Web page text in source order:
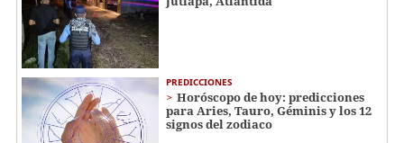
PREDICCIONES
Horóscopo de hoy: predicciones
para Aries, Tauro, Géminis y los 12
signos del zodiaco